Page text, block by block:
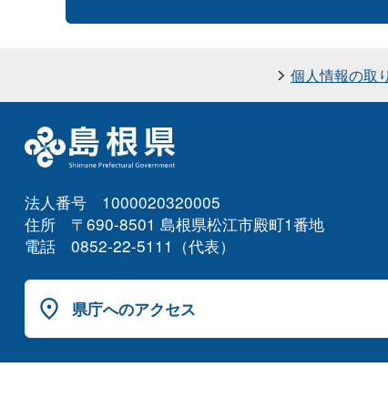
個人情報の取
法人番号 1000020320005
住所 〒690-8501 島根県松江市殿町1番地
電話 0852-22-5111（代表）
県庁へのアクセス